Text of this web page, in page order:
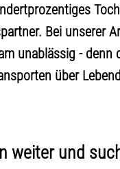
Bei unserer
unablässig -
über
weiter und